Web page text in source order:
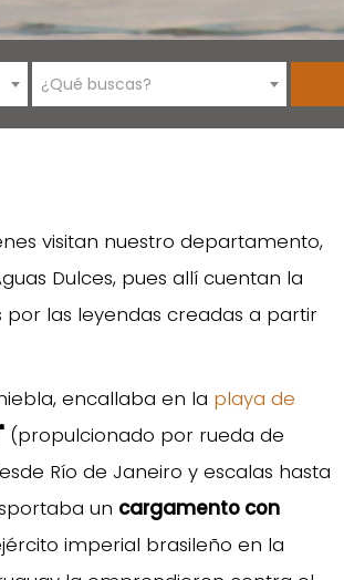
¿Qué buscas?
visitan nuestro departamento,
Dulces, pues allí cuentan la
las leyendas creadas a partir
encallaba en la playa de
(propulcionado por rueda de
Río de Janeiro y escalas hasta
un cargamento con
imperial brasileño en la